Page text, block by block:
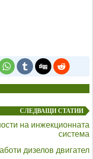
СЛЕДВАЩИ СТАТИИ
на инжекционната
система
дизелов двигател